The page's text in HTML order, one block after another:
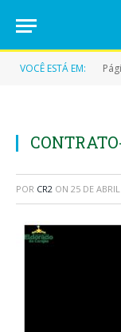
VOCÊ ESTÁ EM:
POR CR2 ON 25 DE